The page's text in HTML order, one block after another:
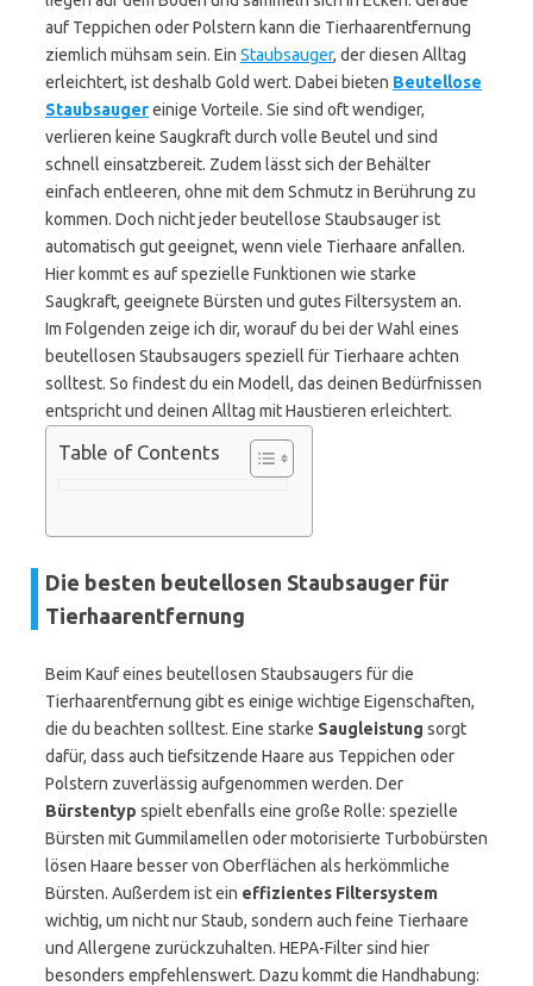
auf Teppichen oder Polstern kann die Tierhaarentfernung
ziemlich mühsam sein. Ein Staubsauger, der diesen Alltag
erleichtert, ist deshalb Gold wert. Dabei bieten Beutellose
Staubsaugereinige Vorteile. Sie sind oft wendiger,
verlieren keine Saugkraft durch volle Beutel und sind
schnell einsatzbereit. Zudem lässt sich der Behälter
einfach entleeren, ohne mit dem Schmutz in Berührung zu
kommen. Doch nicht jeder beutellose Staubsauger ist
automatisch gut geeignet, wenn viele Tierhaare anfallen.
Hier kommt es auf spezielle Funktionen wie starke
Saugkraft, geeignete Bürsten und gutes Filtersystem an.
Im Folgenden zeige ich dir, worauf du bei der Wahl eines
beutellosen Staubsaugers speziell für Tierhaare achten
solltest. So findest du ein Modell, das deinen Bedürfnissen
entspricht und deinen Alltag mit Haustieren erleichtert.
Table of Contents
Die besten beutellosen Staubsauger für
Tierhaarentfernung
Beim Kauf eines beutellosen Staubsaugers für die
Tierhaarentfernung gibt es einige wichtige Eigenschaften,
die du beachten solltest. Eine starke Saugleistung sorgt
dafür, dass auch tiefsitzende Haare aus Teppichen oder
Polstern zuverlässig aufgenommen werden. Der
Bürstentyp spielt ebenfalls eine große Rolle: spezielle
Bürsten mit Gummilamellen oder motorisierte Turbobürsten
lösen Haare besser von Oberflächen als herkömmliche
Bürsten. Außerdem ist ein effizientes Filtersystem
wichtig, um nicht nur Staub, sondern auch feine Tierhaare
und Allergene zurückzuhalten. HEPA-Filter sind hier
besonders empfehlenswert. Dazu kommt die Handhabung: